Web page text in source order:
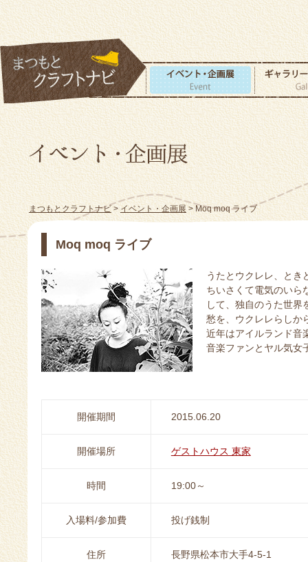
まつもとクラフトナビ>イベント・企画展> Moq moq ライブ
Moq moq ライブ
うたとウクレレ、とき
ちいさくて電気のいら
して、独自のうた世界
愁を、ウクレレらしか
近年はアイルランド音
音楽ファンとヤル気女
開催期間 2015.06.20
開催場所 ゲストハウス 東家
時間 19:00～
入場料/参加費 投げ銭制
住所 長野県松本市大手4-5-1